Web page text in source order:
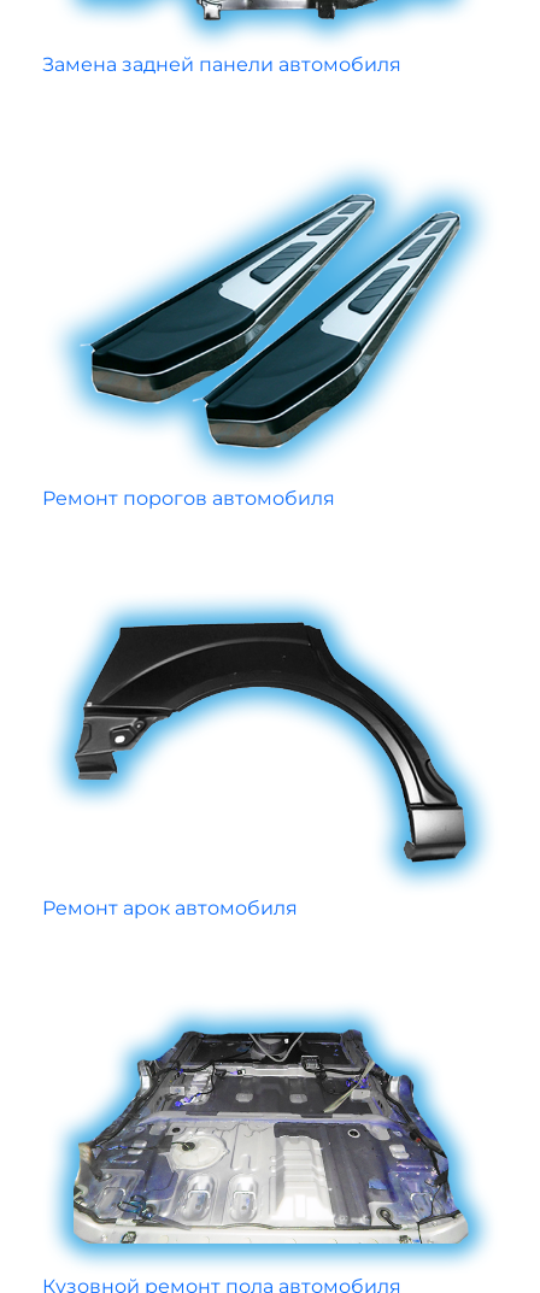
Замена задней панели автомобиля
Ремонт порогов автомобиля
Ремонт арок автомобиля
Кузовной ремонт пола автомобиля